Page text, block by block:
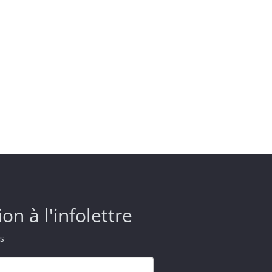
à l'infolettre